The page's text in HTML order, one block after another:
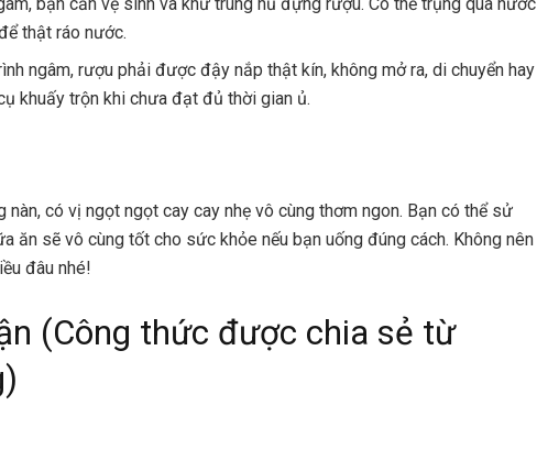
thật ráo nước.
ngâm, rượu phải được đậy nắp thật kín, không mở ra, di chuyển hay
khuấy trộn khi chưa đạt đủ thời gian ủ.
nàn, có vị ngọt ngọt cay cay nhẹ vô cùng thơm ngon. Bạn có thể sử
ăn sẽ vô cùng tốt cho sức khỏe nếu bạn uống đúng cách. Không nên
đâu nhé!
(Công thức được chia sẻ từ